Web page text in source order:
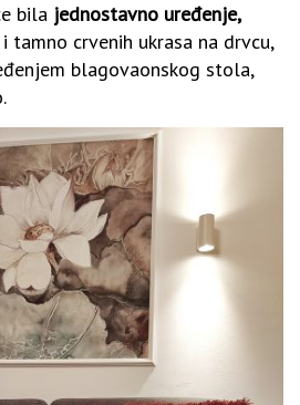
bila jednostavno uređenje,
tamno crvenih ukrasa na drvcu,
blagovaonskog stola,